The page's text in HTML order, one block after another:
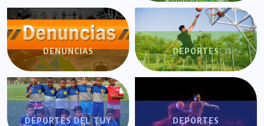
DENUNCIAS DEPORTES
DEPORTES DEL TUY
DEPORTES